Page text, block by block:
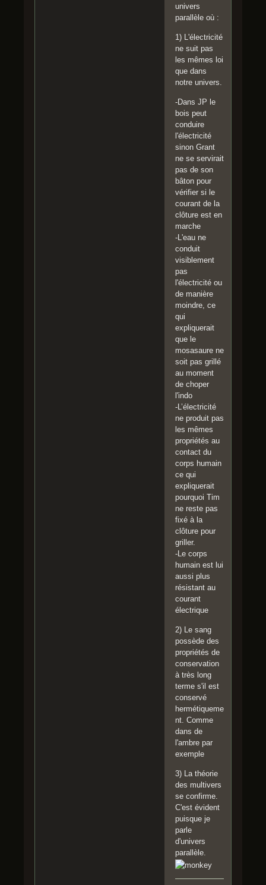
univers
parallèle où :
1) L'électricité
ne suit pas
les mêmes loi
que dans
notre univers.
-Dans JP le
bois peut
conduire
l'électricité
sinon Grant
ne se servirait
pas de son
bâton pour
vérifier si le
courant de la
clôture est en
marche
-L'eau ne
conduit
visiblement
pas
l'électricité ou
de manière
moindre, ce
qui
expliquerait
que le
mosasaure ne
soit pas grillé
au moment
de choper
l'indo
-L’électricité
ne produit pas
les mêmes
propriétés au
contact du
corps humain
ce qui
expliquerait
pourquoi Tim
ne reste pas
fixé à la
clôture pour
griller.
-Le corps
humain est lui
aussi plus
résistant au
courant
électrique
2) Le sang
possède des
propriétés de
conservation
à très long
terme s'il est
conservé
hermétiqueme
nt. Comme
dans de
l'ambre par
exemple
3) La théorie
des multivers
se confirme.
C'est évident
puisque je
parle
d'univers
parallèle.